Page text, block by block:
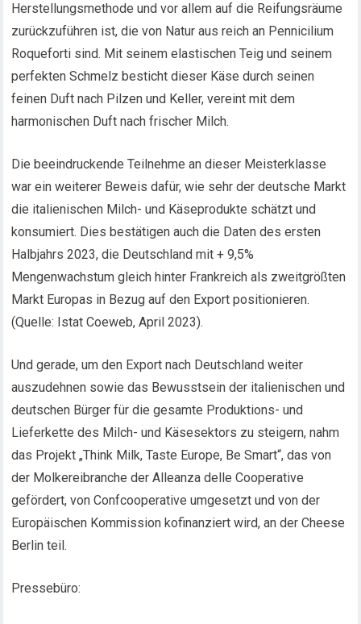
Herstellungsmethode und vor allem auf die Reifungsräume
zurückzuführen ist, die von Natur aus reich an Pennicilium
Roqueforti sind. Mit seinem elastischen Teig und seinem
perfekten Schmelz besticht dieser Käse durch seinen
feinen Duft nach Pilzen und Keller, vereint mit dem
harmonischen Duft nach frischer Milch.
Die beeindruckende Teilnehme an dieser Meisterklasse
war ein weiterer Beweis dafür, wie sehr der deutsche Markt
die italienischen Milch- und Käseprodukte schätzt und
konsumiert. Dies bestätigen auch die Daten des ersten
Halbjahrs 2023, die Deutschland mit + 9,5%
Mengenwachstum gleich hinter Frankreich als zweitgrößten
Markt Europas in Bezug auf den Export positionieren.
(Quelle: Istat Coeweb, April 2023).
Und gerade, um den Export nach Deutschland weiter
auszudehnen sowie das Bewusstsein der italienischen und
deutschen Bürger für die gesamte Produktions- und
Lieferkette des Milch- und Käsesektors zu steigern, nahm
das Projekt „Think Milk, Taste Europe, Be Smart“, das von
der Molkereibranche der Alleanza delle Cooperative
gefördert, von Confcooperative umgesetzt und von der
Europäischen Kommission kofinanziert wird, an der Cheese
Berlin teil.
Pressebüro: